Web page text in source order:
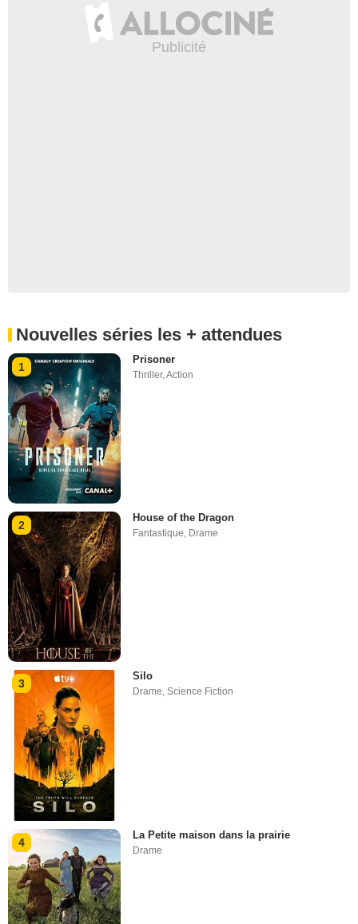
Nouvelles séries les + attendues
1
Prisoner
Thriller,Action
2
House of the Dragon
Fantastique, Drame
3
Silo
Drame,Science Fiction
4
La Petite maison dans la prairie
Drame